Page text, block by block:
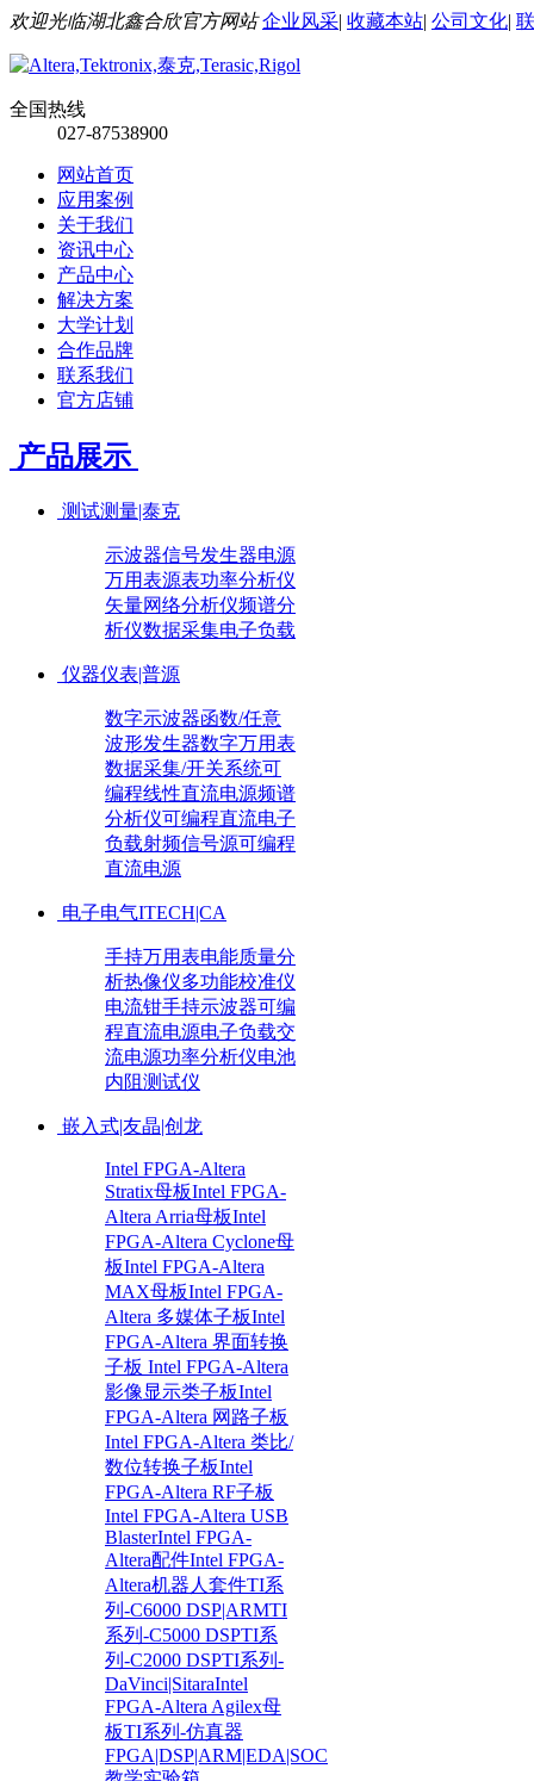
欢迎光临湖北鑫合欣官方网站 企业风采| 收藏本站| 公司文化|
全国热线
027-87538900
网站首页
应用案例
关于我们
资讯中心
产品中心
解决方案
大学计划
合作品牌
联系我们
官方店铺
产品展示
测试测量|泰克
示波器信号发生器电源
万用表源表功率分析仪
矢量网络分析仪频谱分
析仪数据采集电子负载
仪器仪表|普源
数字示波器函数/任意
波形发生器数字万用表
数据采集/开关系统可
编程线性直流电源频谱
分析仪可编程直流电子
负载射频信号源可编程
直流电源
电子电气ITECH|CA
手持万用表电能质量分
析热像仪多功能校准仪
电流钳手持示波器可编
程直流电源电子负载交
流电源功率分析仪电池
内阻测试仪
嵌入式|友晶|创龙
Intel FPGA-Altera
Stratix母板Intel FPGA-
Altera Arria母板Intel
FPGA-Altera Cyclone母
板Intel FPGA-Altera
MAX母板Intel FPGA-
Altera 多媒体子板Intel
FPGA-Altera 界面转换
子板 Intel FPGA-Altera
影像显示类子板Intel
FPGA-Altera 网路子板
Intel FPGA-Altera 类比/
数位转换子板Intel
FPGA-Altera RF子板
Intel FPGA-Altera USB
BlasterIntel FPGA-
Altera配件Intel FPGA-
Altera机器人套件TI系
列-C6000 DSP|ARMTI
系列-C5000 DSPTI系
列-C2000 DSPTI系列-
DaVinci|SitaraIntel
FPGA-Altera Agilex母
板TI系列-仿真器
FPGA|DSP|ARM|EDA|SOC